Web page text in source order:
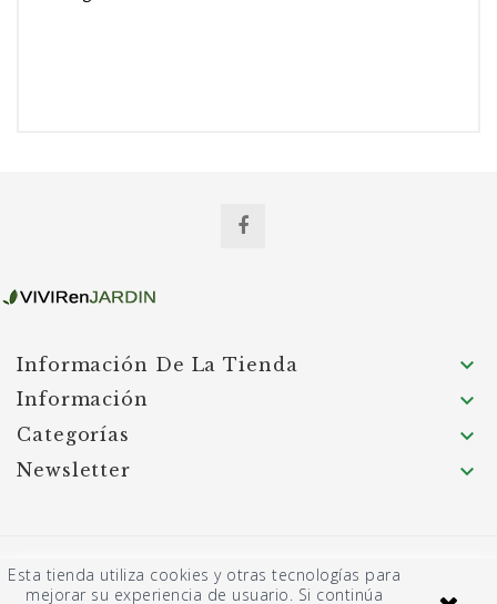
Información De La Tienda 
Información 
Categorías 
Newsletter 
Esta tienda utiliza cookies y otras tecnologías para
mejorar su experiencia de usuario. Si continúa
© 2026 Garden Hortum SL - Página desarrollada
por JASBAT: Servicios informáticos